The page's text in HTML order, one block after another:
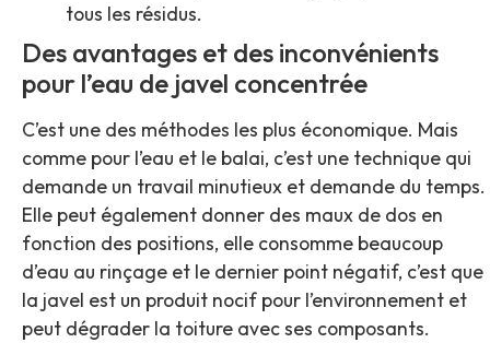
tous les résidus.
Des avantages et des inconvénients
pour l’eau de javel concentrée
C’est une des méthodes les plus économique. Mais
comme pour l’eau et le balai, c’est une technique qui
demande un travail minutieux et demande du temps.
Elle peut également donner des maux de dos en
fonction des positions, elle consomme beaucoup
d’eau au rinçage et le dernier point négatif, c’est que
la javel est un produit nocif pour l’environnement et
peut dégrader la toiture avec ses composants.